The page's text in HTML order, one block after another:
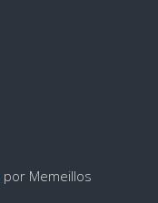
por Memeillos